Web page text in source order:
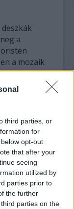
third parties, or
for
opt-out
that after your
seeing
utilized by
parties prior to
the further
parties on the
a
a mozaik
folyó
vett
000
leégett és